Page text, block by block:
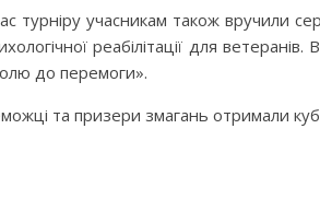
турніру учасникам також вручили
реабілітації для
до перемоги».
та призери змагань отримали